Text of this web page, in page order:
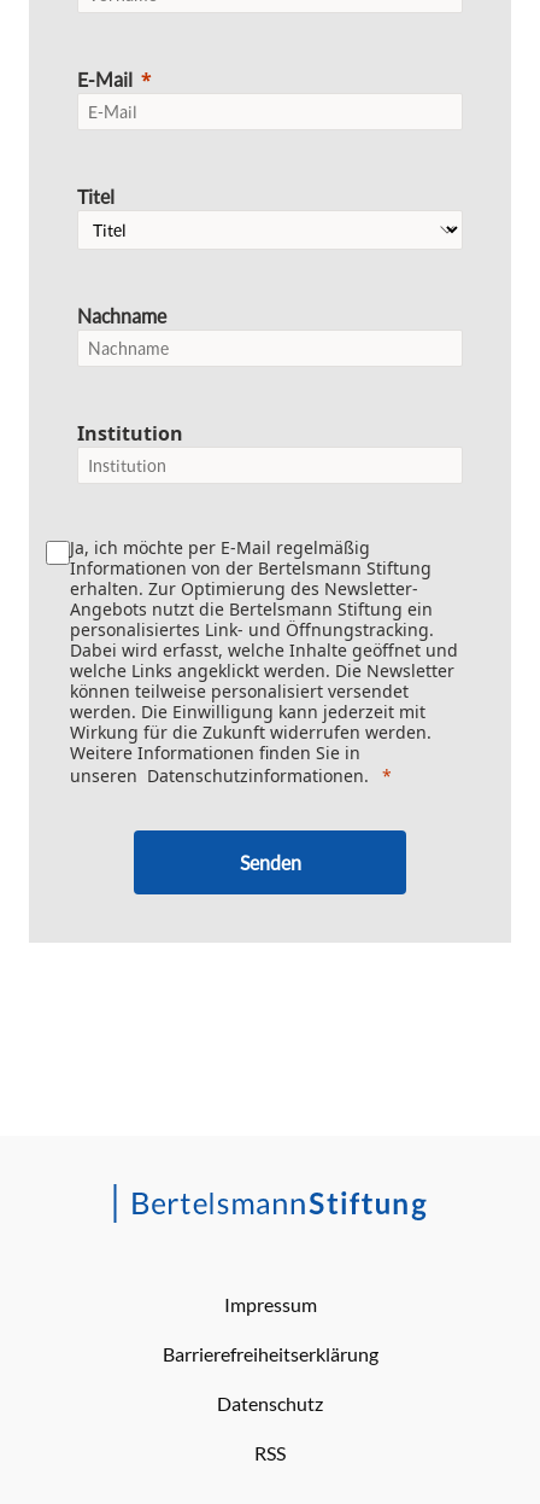
E-Mail
Titel
Nachname
Institution
Ja, ich möchte per E-Mail regelmäßig
Informationen von der Bertelsmann Stiftung
erhalten. Zur Optimierung des Newsletter-
Angebots nutzt die Bertelsmann Stiftung ein
personalisiertes Link- und Öffnungstracking.
Dabei wird erfasst, welche Inhalte geöffnet und
welche Links angeklickt werden. Die Newsletter
können teilweise personalisiert versendet
werden. Die Einwilligung kann jederzeit mit
Wirkung für die Zukunft widerrufen werden.
Weitere Informationen finden Sie in
unseren Datenschutzinformationen.
Senden
Impressum
Barrierefreiheitserklärung
Datenschutz
RSS